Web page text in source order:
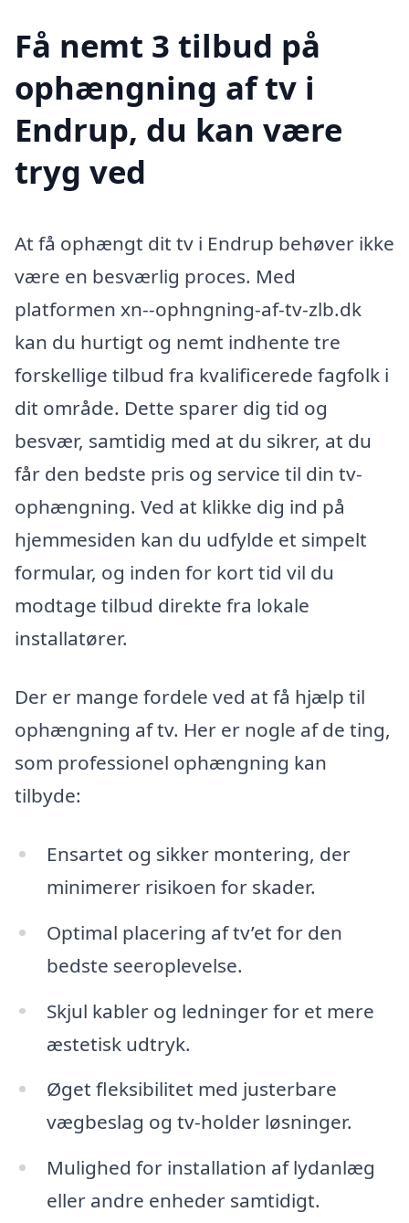
Få nemt 3 tilbud på
ophængning af tv i
Endrup, du kan være
tryg ved
At få ophængt dit tv i Endrup behøver ikke
være en besværlig proces. Med
platformen xn--ophngning-af-tv-zlb.dk
kan du hurtigt og nemt indhente tre
forskellige tilbud fra kvalificerede fagfolk i
dit område. Dette sparer dig tid og
besvær, samtidig med at du sikrer, at du
får den bedste pris og service til din tv-
ophængning. Ved at klikke dig ind på
hjemmesiden kan du udfylde et simpelt
formular, og inden for kort tid vil du
modtage tilbud direkte fra lokale
installatører.
Der er mange fordele ved at få hjælp til
ophængning af tv. Her er nogle af de ting,
som professionel ophængning kan
tilbyde:
Ensartet og sikker montering, der
minimerer risikoen for skader.
Optimal placering af tv’et for den
bedste seeroplevelse.
Skjul kabler og ledninger for et mere
æstetisk udtryk.
Øget fleksibilitet med justerbare
vægbeslag og tv-holder løsninger.
Mulighed for installation af lydanlæg
eller andre enheder samtidigt.